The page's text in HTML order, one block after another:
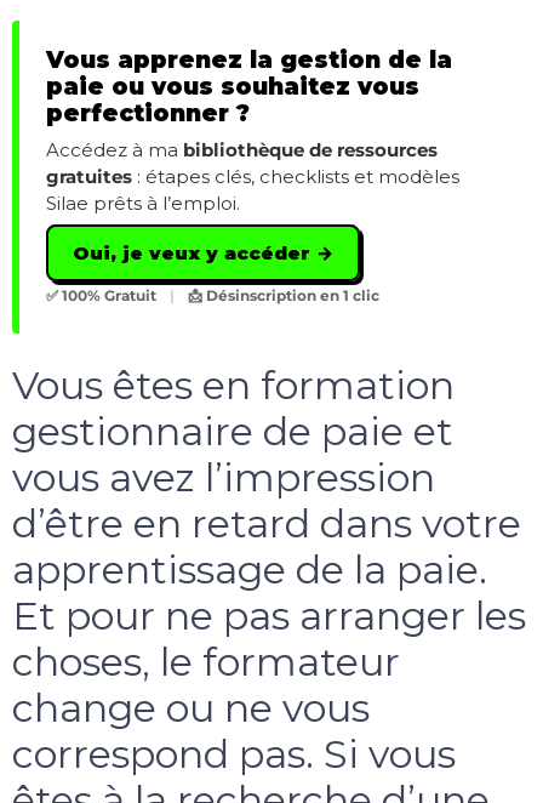
Vous apprenez la gestion de la
paie ou vous souhaitez vous
perfectionner ?
Accédez à ma bibliothèque de ressources
gratuites : étapes clés, checklists et modèles
Silae prêts à l’emploi.
Oui, je veux y accéder →
✅ 100% Gratuit | 📩 Désinscription en 1 clic
Vous êtes en formation
gestionnaire de paie et
vous avez l’impression
d’être en retard dans votre
apprentissage de la paie.
Et pour ne pas arranger les
choses, le formateur
change ou ne vous
correspond pas. Si vous